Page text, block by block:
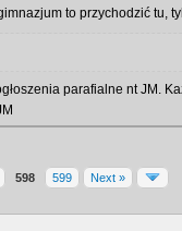
to przychodzić tu,
parafialne nt JM.
598 599 Next »